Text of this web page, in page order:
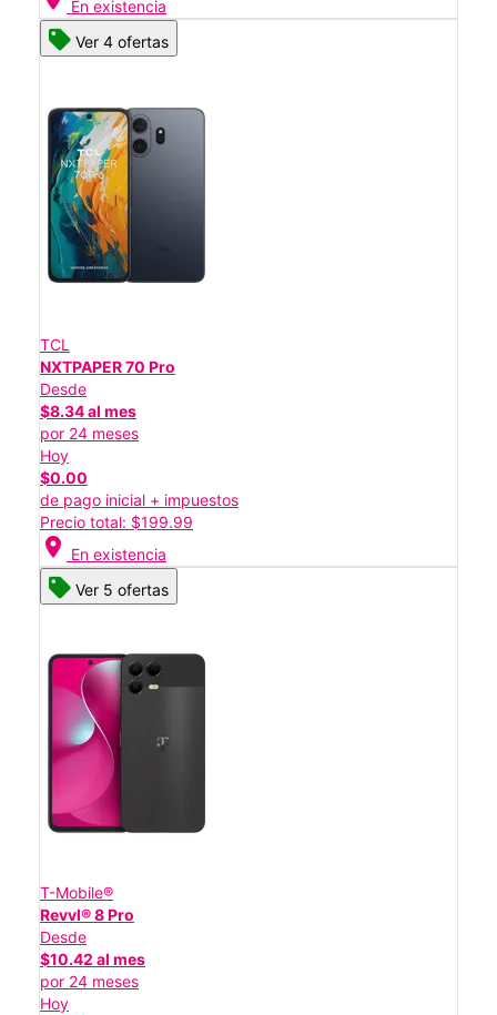
En existencia
Ver 4 ofertas
TCL
NXTPAPER 70 Pro
Desde
$8.34 al mes
por 24 meses
Hoy
$0.00
de pago inicial + impuestos
Precio total: $199.99
location_on En existencia
Ver 5 ofertas
T-Mobile®
Revvl® 8 Pro
Desde
$10.42 al mes
por 24 meses
Hoy